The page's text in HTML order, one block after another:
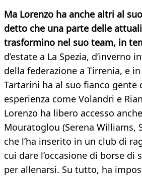
Ma Lorenzo ha anche altri al
detto che una parte delle
trasformino nel suo team, in
d’estate a La Spezia, d’inverno
della federazione a Tirrenia, e
Tartarini ha al suo fianco gente
esperienza come Volandri e
Lorenzo ha libero accesso
Mouratoglou (Serena Williams,
che l’ha inserito in un club di
cui dare l’occasione di borse di
per allenarsi. Su tutto, ha